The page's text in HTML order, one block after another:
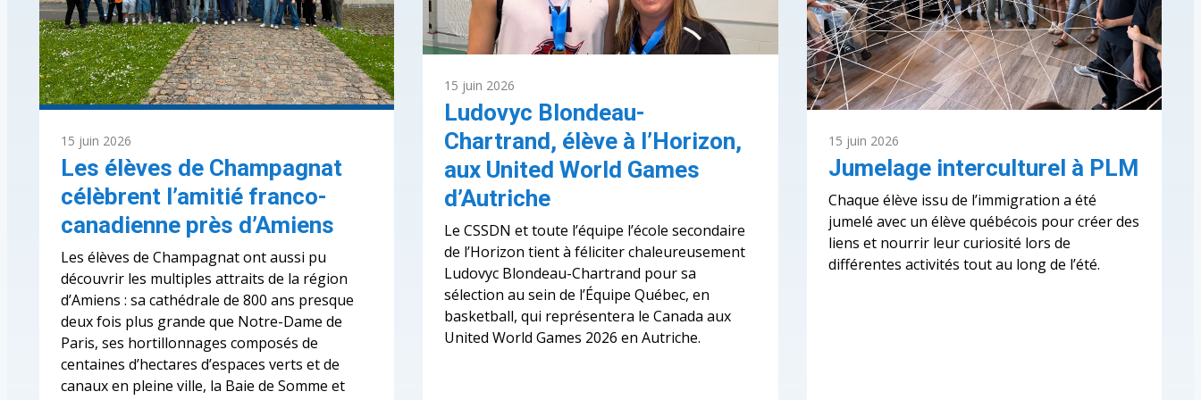
de
la
Fondation
Aléo
15 juin 2026
Les élèves de Champagnat
célèbrent l’amitié franco-
canadienne près d’Amiens
Les élèves de Champagnat ont aussi pu
découvrir les multiples attraits de la région
d’Amiens : sa cathédrale de 800 ans presque
deux fois plus grande que Notre-Dame de
Paris, ses hortillonnages composés de
centaines d’hectares d’espaces verts et de
canaux en pleine ville, la Baie de Somme et
15 juin 2026
Ludovyc Blondeau-
Chartrand, élève à l’Horizon,
aux United World Games
d’Autriche
Le CSSDN et toute l’équipe l’école secondaire
de l’Horizon tient à féliciter chaleureusement
Ludovyc Blondeau-Chartrand pour sa
sélection au sein de l’Équipe Québec, en
basketball, qui représentera le Canada aux
United World Games 2026 en Autriche.
15 juin 2026
Jumelage interculturel à PLM
Chaque élève issu de l’immigration a été
jumelé avec un élève québécois pour créer des
liens et nourrir leur curiosité lors de
différentes activités tout au long de l’été.